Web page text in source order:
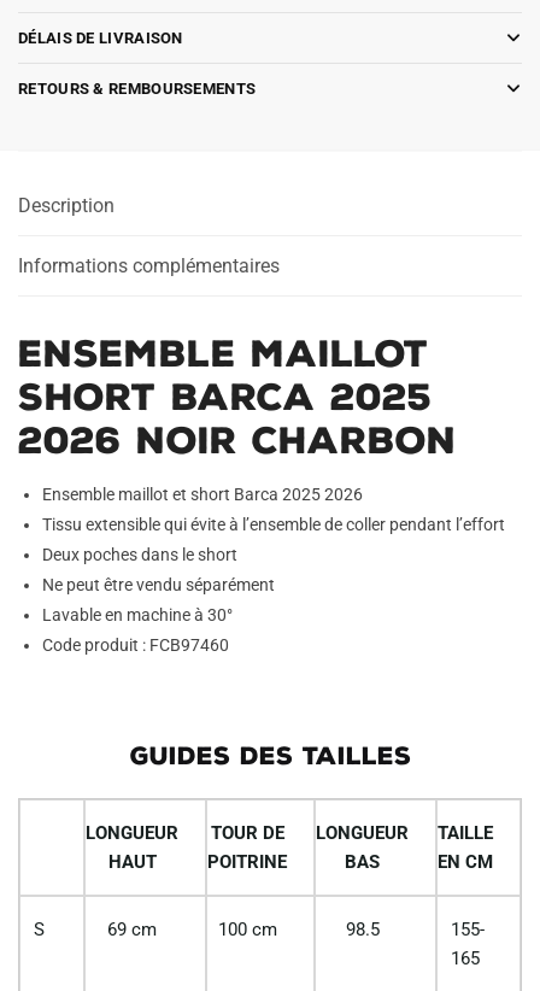
DÉLAIS DE LIVRAISON
RETOURS & REMBOURSEMENTS
Description
Informations complémentaires
Ensemble Maillot
Short Barca 2025
2026 Noir Charbon
Ensemble maillot et short Barca 2025 2026
Tissu extensible qui évite à l’ensemble de coller pendant l’effort
Deux poches dans le short
Ne peut être vendu séparément
Lavable en machine à 30°
Code produit : FCB97460
GUIDES DES TAILLES
LONGUEUR
HAUT
TOUR DE
POITRINE
LONGUEUR
BAS
TAILLE
EN CM
S 69 cm 100 cm 98.5
155-
165